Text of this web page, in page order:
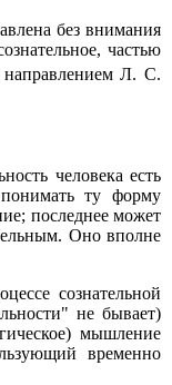
без внимания
частью
Л. С.
человека есть
понимать ту форму
последнее может
Оно вполне
сознательной
не бывает)
мышление
временно